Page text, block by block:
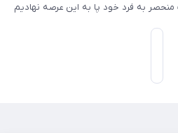
منحصر به فرد خود پا به این عرصه نهادیم